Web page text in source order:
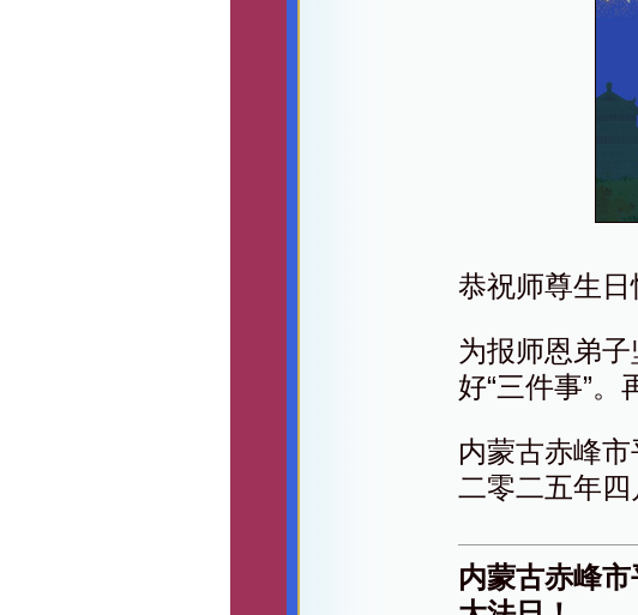
恭祝师尊生日
为报师恩弟
好“三件事”。
内蒙古赤峰
二零二五年四
内蒙古赤峰